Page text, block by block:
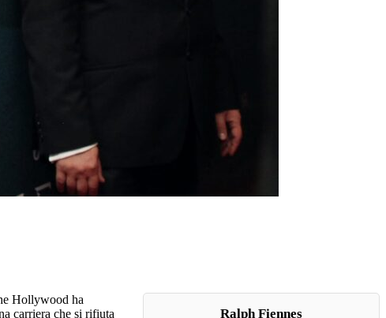
Ralph Fiennes
Hollywood ha
carriera che si rifiuta